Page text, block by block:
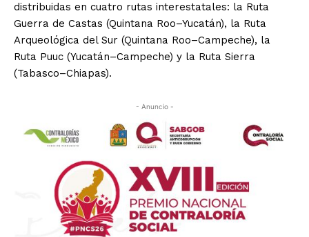
distribuidas en cuatro rutas interestatales: la Ruta
Guerra de Castas (Quintana Roo–Yucatán), la Ruta
Arqueológica del Sur (Quintana Roo–Campeche), la
Ruta Puuc (Yucatán–Campeche) y la Ruta Sierra
(Tabasco–Chiapas).
- Anuncio -